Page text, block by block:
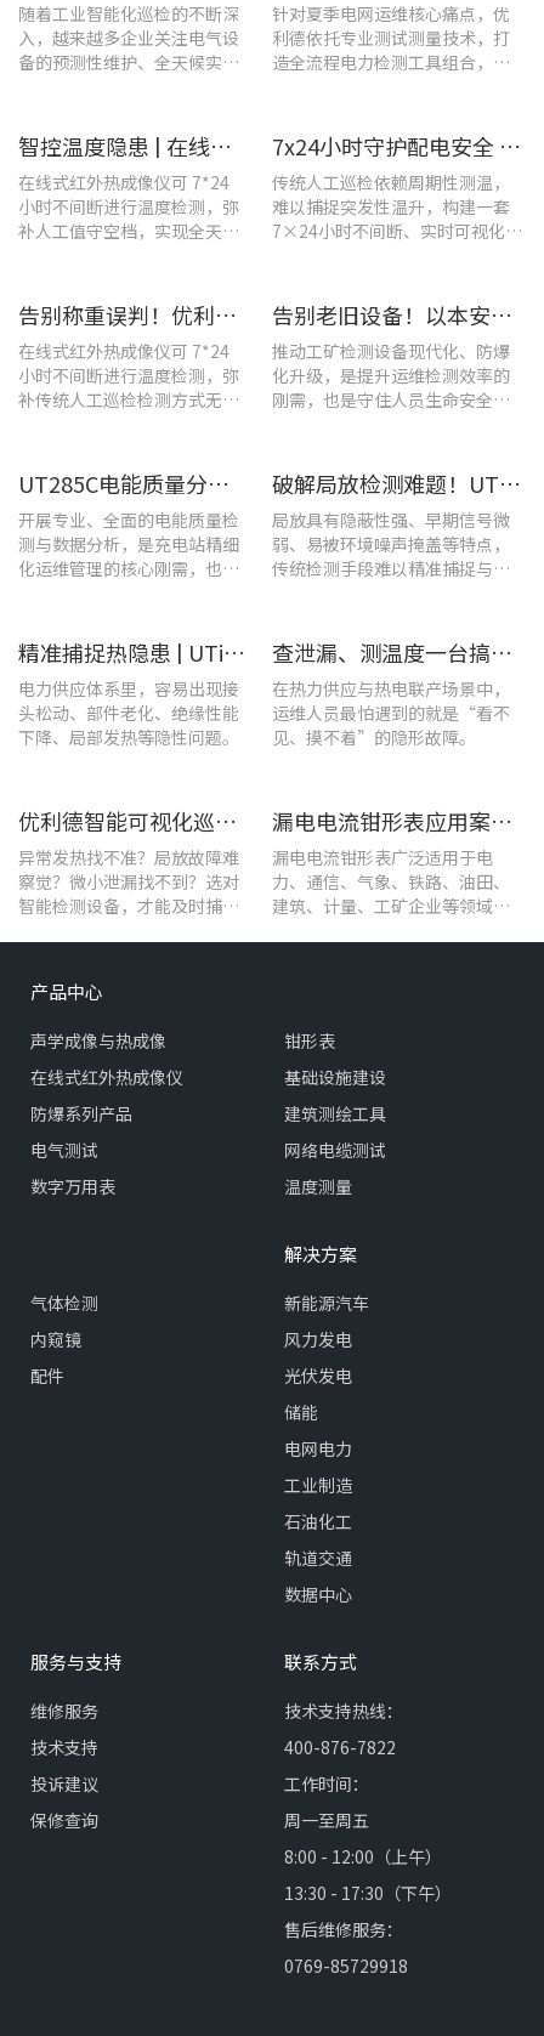
随着工业智能化巡检的不断深
入，越来越多企业关注电气设
备的预测性维护、全天候实时
针对夏季电网运维核心痛点，优
利德依托专业测试测量技术，打
造全流程电力检测工具组合，覆
智控温度隐患 | 在线式红外热成像仪在UPS电源柜老化监测中的应用
在线式红外热成像仪可 7*24
小时不间断进行温度检测，弥
补人工值守空档，实现全天候
7x24小时守护配电安全 | 优利德在线式热成像方案在配电系统中的应用实践
传统人工巡检依赖周期性测温，
难以捕捉突发性温升，构建一套
7×24小时不间断、实时可视化的
警。
告别称重误判！优利德在线式热成像仪重构新材料铸造注液控制逻辑
在线式红外热成像仪可 7*24
小时不间断进行温度检测，弥
补传统人工巡检检测方式无法
告别老旧设备！以本安型防爆产品矩阵与合规检测，守住工矿安全底线
推动工矿检测设备现代化、防爆
化升级，是提升运维检测效率的
刚需，也是守住人员生命安全、
UT285C电能质量分析仪解决充电站三相用电各类难题
开展专业、全面的电能质量检
测与数据分析，是充电站精细
化运维管理的核心刚需，也是
破解局放检测难题！UT568B手持式声学成像仪让隐患“可视化”
局放具有隐蔽性强、早期信号微
弱、易被环境噪声掩盖等特点，
传统检测手段难以精准捕捉与定
精准捕捉热隐患 | UTi1020C红外热成像仪在发电站的实测应用
电力供应体系里，容易出现接
头松动、部件老化、绝缘性能
下降、局部发热等隐性问题。
查泄漏、测温度一台搞定！UT568F红外声成像仪让设备巡检更高效
在热力供应与热电联产场景中，
运维人员最怕遇到的就是“看不
见、摸不着”的隐形故障。
优利德智能可视化巡检方案，护航油气行业高效运维
异常发热找不准？局放故障难
察觉？微小泄漏找不到？选对
智能检测设备，才能及时捕捉
漏电电流钳形表应用案例：电气设备检测
漏电电流钳形表广泛适用于电
力、通信、气象、铁路、油田、
建筑、计量、工矿企业等领域的
产品中心
声学成像与热成像
在线式红外热成像仪
防爆系列产品
电气测试
数字万用表
钳形表
基础设施建设
建筑测绘工具
网络电缆测试
温度测量
气体检测
内窥镜
配件
解决方案
新能源汽车
风力发电
光伏发电
储能
电网电力
工业制造
石油化工
轨道交通
数据中心
服务与支持
维修服务
技术支持
投诉建议
保修查询
联系方式
技术支持热线：
400-876-7822
工作时间：
周一至周五
8:00 - 12:00（上午）
13:30 - 17:30（下午）
售后维修服务：
0769-85729918